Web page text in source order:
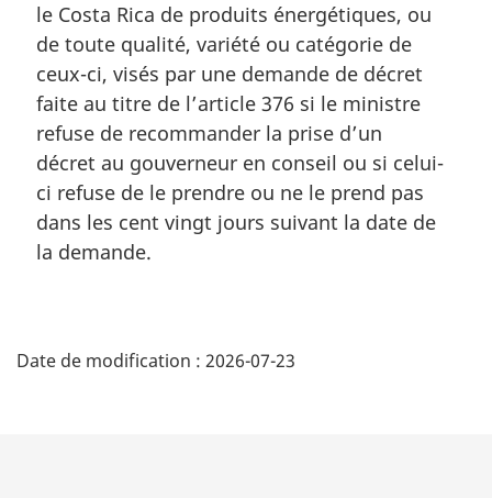
g
i
n
a
e
:
le Costa Rica de produits énergétiques, ou
de toute qualité, variété ou catégorie de
ceux-ci, visés par une demande de décret
faite au titre de l’article 376 si le ministre
refuse de recommander la prise d’un
décret au gouverneur en conseil ou si celui-
ci refuse de le prendre ou ne le prend pas
dans les cent vingt jours suivant la date de
la demande.
é
Date de modification : 2026-07-23